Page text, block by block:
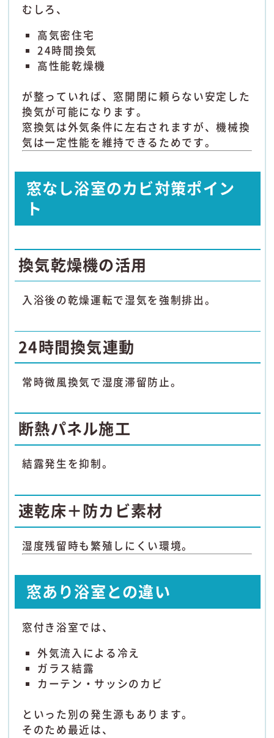
むしろ、
高気密住宅
24時間換気
高性能乾燥機
が整っていれば、窓開閉に頼らない安定した
換気が可能になります。
窓換気は外気条件に左右されますが、機械換
気は一定性能を維持できるためです。
窓なし浴室のカビ対策ポイン
ト
換気乾燥機の活用
入浴後の乾燥運転で湿気を強制排出。
24時間換気連動
常時微風換気で湿度滞留防止。
断熱パネル施工
結露発生を抑制。
速乾床＋防カビ素材
湿度残留時も繁殖しにくい環境。
窓あり浴室との違い
窓付き浴室では、
外気流入による冷え
ガラス結露
カーテン・サッシのカビ
といった別の発生源もあります。
そのため最近は、